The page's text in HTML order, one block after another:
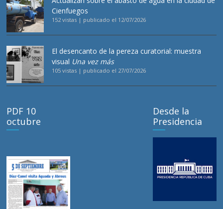
Cienfuegos
152 vistas | publicado el 12/07/2026
El desencanto de la pereza curatorial: muestra
visual Una vez más
105 vistas | publicado el 27/07/2026
PDF 10
octubre
Desde la
Presidencia